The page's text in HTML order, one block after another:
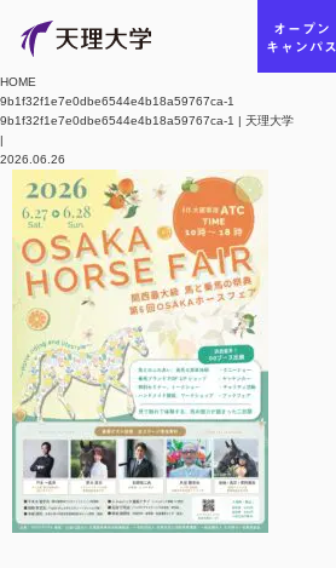
オープン
キャンパス
HOME
9b1f32f1e7e0dbe6544e4b18a59767ca-1
9b1f32f1e7e0dbe6544e4b18a59767ca-1 | 天理大学
|
2026.06.26